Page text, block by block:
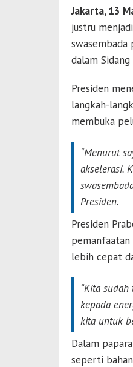
Jakarta, 13
justru
swasembada
dalam
Presiden
langkah-
membuka
“Menurut
akselerasi.
Presiden.
Presiden
lebih cepat
“Kita
kepada
kita untuk
Dalam
seperti